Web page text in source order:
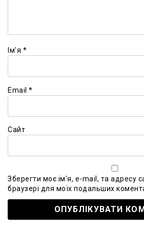
Ім'я *
Email *
Сайт
Зберегти моє ім'я, e-mail, та адресу
браузері для моїх подальших